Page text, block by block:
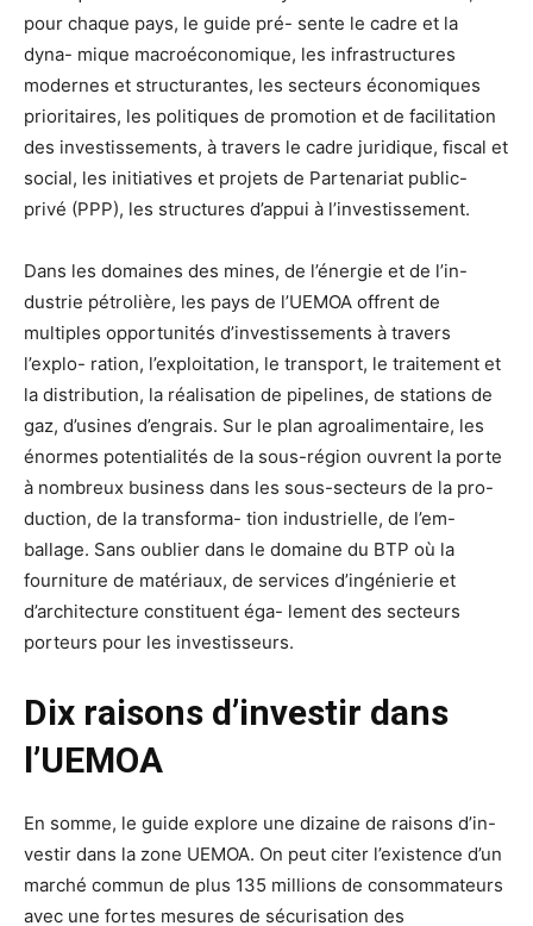
pour chaque pays, le guide pré- sente le cadre et la
dyna- mique macroéconomique, les infrastructures
modernes et structurantes, les secteurs économiques
prioritaires, les politiques de promotion et de facilitation
des investissements, à travers le cadre juridique, ﬁscal et
social, les initiatives et projets de Partenariat public-
privé (PPP), les structures d’appui à l’investissement.
Dans les domaines des mines, de l’énergie et de l’in-
dustrie pétrolière, les pays de l’UEMOA offrent de
multiples opportunités d’investissements à travers
l’explo- ration, l’exploitation, le transport, le traitement et
la distribution, la réalisation de pipelines, de stations de
gaz, d’usines d’engrais. Sur le plan agroalimentaire, les
énormes potentialités de la sous-région ouvrent la porte
à nombreux business dans les sous-secteurs de la pro-
duction, de la transforma- tion industrielle, de l’em-
ballage. Sans oublier dans le domaine du BTP où la
fourniture de matériaux, de services d’ingénierie et
d’architecture constituent éga- lement des secteurs
porteurs pour les investisseurs.
Dix raisons d’investir dans
l’UEMOA
En somme, le guide explore une dizaine de raisons d’in-
vestir dans la zone UEMOA. On peut citer l’existence d’un
marché commun de plus 135 millions de consommateurs
avec une fortes mesures de sécurisation des